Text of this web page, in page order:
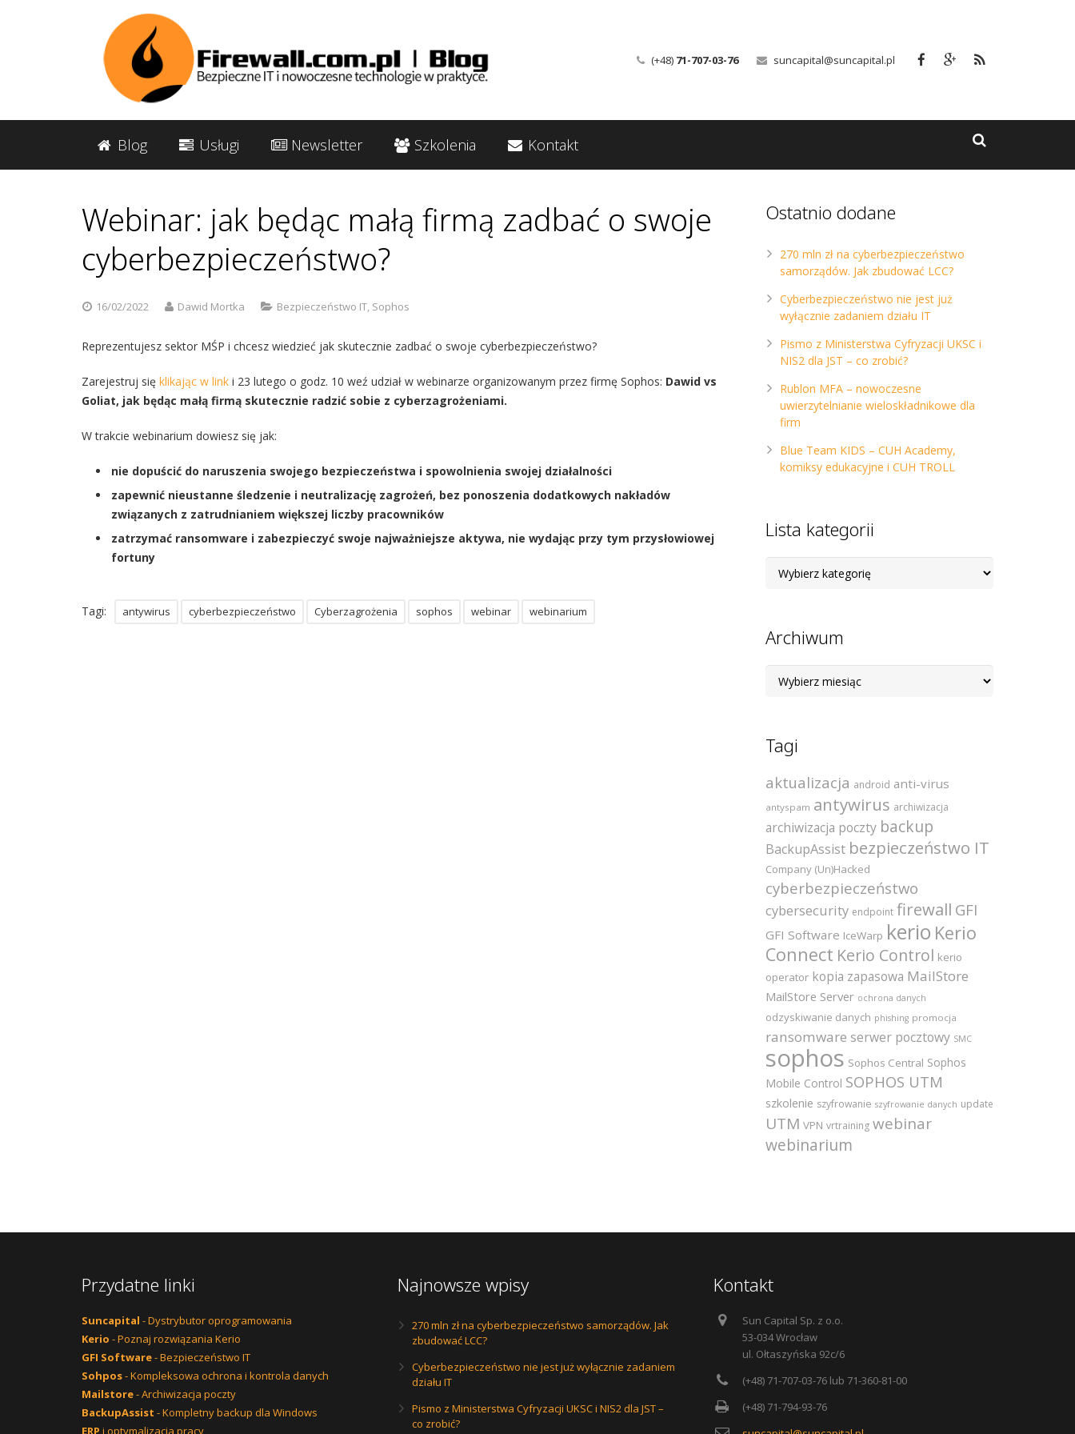
(+48) 71-707-03-76 suncapital@suncapital.pl
Blog Usługi Newsletter Szkolenia Kontakt
Webinar: jak będąc małą firmą zadbać o swoje
cyberbezpieczeństwo?
16/02/2022 Dawid Mortka Bezpieczeństwo IT, Sophos
Reprezentujesz sektor MŚP i chcesz wiedzieć jak skutecznie zadbać o swoje cyberbezpieczeństwo?
Zarejestruj się klikając w link i 23 lutego o godz. 10 weź udział w webinarze organizowanym przez firmę Sophos: Dawid vs
Goliat, jak będąc małą firmą skutecznie radzić sobie z cyberzagrożeniami.
W trakcie webinarium dowiesz się jak:
nie dopuścić do naruszenia swojego bezpieczeństwa i spowolnienia swojej działalności
zapewnić nieustanne śledzenie i neutralizację zagrożeń, bez ponoszenia dodatkowych nakładów
związanych z zatrudnianiem większej liczby pracowników
zatrzymać ransomware i zabezpieczyć swoje najważniejsze aktywa, nie wydając przy tym przysłowiowej
fortuny
Tagi: antywirus cyberbezpieczeństwo Cyberzagrożenia sophos webinar webinarium
Ostatnio dodane
270 mln zł na cyberbezpieczeństwo
samorządów. Jak zbudować LCC?
Cyberbezpieczeństwo nie jest już
wyłącznie zadaniem działu IT
Pismo z Ministerstwa Cyfryzacji UKSC i
NIS2 dla JST – co zrobić?
Rublon MFA – nowoczesne
uwierzytelnianie wieloskładnikowe dla
firm
Blue Team KIDS – CUH Academy,
komiksy edukacyjne i CUH TROLL
Lista kategorii
kategorii
Archiwum
Archiwum
Tagi
aktualizacja android anti-virus
antyspam antywirus archiwizacja
archiwizacja poczty backup
BackupAssist bezpieczeństwo IT
Company (Un)Hacked
cyberbezpieczeństwo
cybersecurity endpoint firewall GFI
GFI Software IceWarp kerio Kerio
Connect Kerio Control kerio
operator kopia zapasowa MailStore
MailStore Server ochrona danych
odzyskiwanie danych phishing promocja
ransomware serwer pocztowy SMC
sophos Sophos Central Sophos
Mobile Control SOPHOS UTM
szkolenie szyfrowanie szyfrowanie danych update
UTM VPN vrtraining webinar
webinarium
Przydatne linki
Suncapital - Dystrybutor oprogramowania
Kerio - Poznaj rozwiązania Kerio
GFI Software- Bezpieczeństwo IT
Sohpos- Kompleksowa ochrona i kontrola danych
Mailstore- Archiwizacja poczty
BackupAssist - Kompletny backup dla Windows
ERP i optymalizacja pracy
Najnowsze wpisy
270 mln zł na cyberbezpieczeństwo samorządów. Jak
zbudować LCC?
Cyberbezpieczeństwo nie jest już wyłącznie zadaniem
działu IT
Pismo z Ministerstwa Cyfryzacji UKSC i NIS2 dla JST –
co zrobić?
Kontakt
Sun Capital Sp. z o.o.
53-034 Wrocław
ul. Ołtaszyńska 92c/6
(+48) 71-707-03-76 lub 71-360-81-00
(+48) 71-794-93-76